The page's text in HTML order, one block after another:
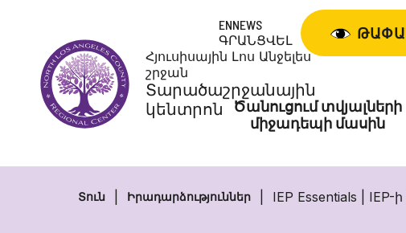
Հյուսիսային Լոս Անջելես
շրջան
Տարածաշրջանային
կենտրոն
ENNEWS
ԳՐԱՆՑՎԵԼ
Ծանուցում տվյալների
միջադեպի մասին
Տուն Իրադարձություններ IEP Essentials | IEP-